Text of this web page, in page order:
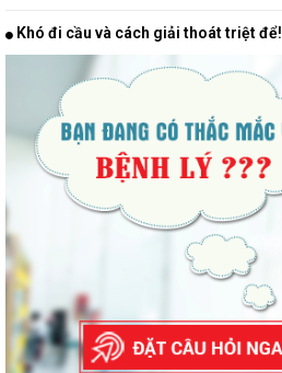
Khó đi cầu và cách giải thoát triệt để!